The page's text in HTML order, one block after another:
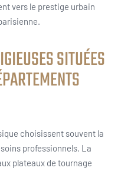
vers le prestige urbain
SITUÉES
choisissent souvent la
professionnels. La
plateaux de tournage